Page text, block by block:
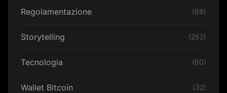
Regolamentazione (68)
Storytelling (252)
Tecnologia (60)
Wallet Bitcoin (32)